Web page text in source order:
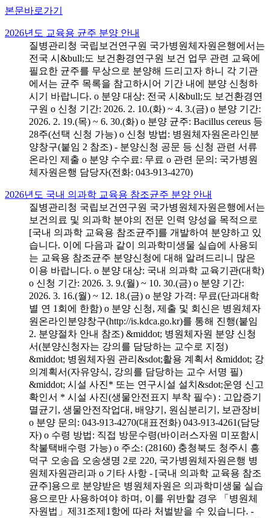
본문바로가기
2026년도 교육용 균주 분양 안내
질병관리청 국립보건연구원 국가병원체자원은행에서는
전국 시&bull;도 보건환경연구원 보건 업무 관련 교육에
필요한 균주를 무상으로 분양해 드리고자 하니 각 기관
에서는 균주 목록을 참고하시어 기간 내에 분양 신청하
시기 바랍니다. o 분양 대상: 전국 시&bull;도 보건환경연
구원 o 신청 기간: 2026. 2. 10.(화) ~ 4. 3.(금) o 분양 기간:
2026. 2. 19.(목) ~ 6. 30.(화) o 분양 균주: Bacillus cereus 등
28주(선택 신청 가능) o 신청 방법: 병원체자원온라인분
양창구(붙임 2 참조) - 분양신청 공문 등 신청 관련 서류
온라인 제출 o 분양 수수료: 무료 o 관련 문의: 국가병원
체자원은행 담당자(전화: 043-913-4270)
2026년도 국내 의과학 교육용 참조균주 분양 안내
질병관리청 국립보건연구원 국가병원체자원은행에서는
보건의료 및 의과학 분야의 전문 인력 양성을 목적으로
[국내 의과학 교육용 참조균주]를 개발하여 분양하고 있
습니다. 이에 다음과 같이 의과학미생물 실습에 사용되
는 교육용 참조균주 분양신청에 대해 알려드리니 많은
이용 바랍니다. o 분양 대상: 국내 의과학 교육기관(대학)
o 신청 기간: 2026. 3. 9.(월) ~ 10. 30.(금) o 분양 기간:
2026. 3. 16.(월) ~ 12. 18.(금) o 분양 가격: 무료(단과대학
별 연 1회에 한함) o 분양 신청, 제출 및 회신은 병원체자
원온라인분양창구(http://is.kdca.go.kr)를 통해 진행(붙임
2. 분양절차 안내 참조) &middot; 병원체자원 분양 신청
서(분양신청자는 강의를 담당하는 교수로 지정)
&middot; 병원체자원 관리&sdot;활용 계획서 &middot; 강
의계획서(자유양식, 강의를 담당하는 교수 서명 필)
&middot; 시설 사진* 또는 연구시설 설치&sdot;운영 신고
확인서 * 시설 사진(생물안전표지 부착 필수) : 고압증기
멸균기, 생물안전작업대, 배양기, 원심분리기, 보관장비
o 분양 문의: 043-913-4270(대표전화) 043-913-4261(담당
자) o 수령 방법: 직접 방문수령(바이러스자원 미포함시
착불택배수령 가능) o 주소: (28160) 충청북도 청주시 흥
덕구 오송읍 오송생명 2로 220, 국가병원체자원은행 병
원체자원관리과 o 기타 사항 - [국내 의과학 교육용 참조
균주]용으로 분양받은 병원체자원은 의과학미생물 실습
용으로만 사용하여야 하며, 이를 위반할 경우 「병원체
자원법」제31조제1항에 따라 처벌받을 수 있습니다. -